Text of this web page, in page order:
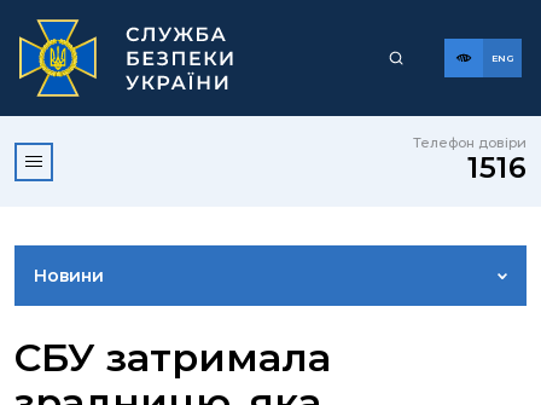
ENG
Телефон довіри
1516
Новини
СБУ затримала